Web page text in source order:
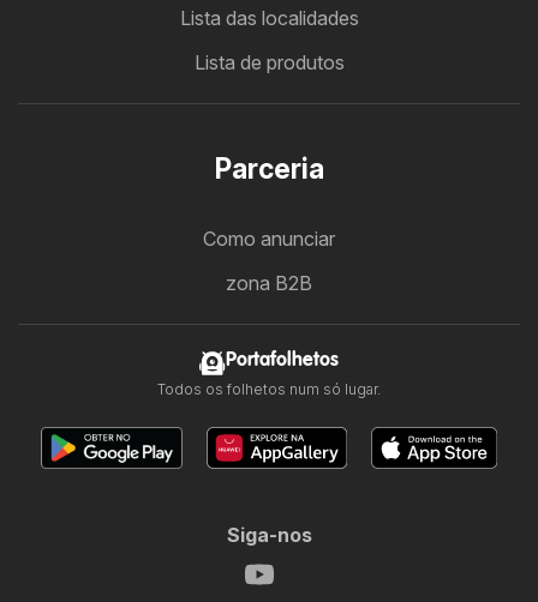
Lista das localidades
Lista de produtos
Parceria
Como anunciar
zona B2B
Portafolhetos
Todos os folhetos num só lugar.
Siga-nos